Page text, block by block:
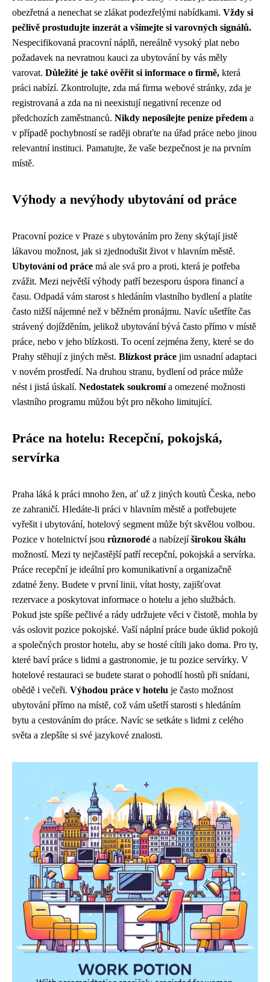
obezřetná a nenechat se zlákat podezřelými nabídkami. Vždy si
pečlivě prostudujte inzerát a všímejte si varovných signálů.
Nespecifikovaná pracovní náplň, nereálně vysoký plat nebo
požadavek na nevratnou kauci za ubytování by vás měly
varovat. Důležité je také ověřit si informace o firmě, která
práci nabízí. Zkontrolujte, zda má firma webové stránky, zda je
registrovaná a zda na ni neexistují negativní recenze od
předchozích zaměstnanců. Nikdy neposílejte peníze předem a
v případě pochybností se raději obraťte na úřad práce nebo jinou
relevantní instituci. Pamatujte, že vaše bezpečnost je na prvním
místě.
Výhody a nevýhody ubytování od práce
Pracovní pozice v Praze s ubytováním pro ženy skýtají jistě
lákavou možnost, jak si zjednodušit život v hlavním městě.
Ubytování od práce má ale svá pro a proti, která je potřeba
zvážit. Mezi největší výhody patří bezesporu úspora financí a
času. Odpadá vám starost s hledáním vlastního bydlení a platíte
často nižší nájemné než v běžném pronájmu. Navíc ušetříte čas
strávený dojížděním, jelikož ubytování bývá často přímo v místě
práce, nebo v jeho blízkosti. To ocení zejména ženy, které se do
Prahy stěhují z jiných měst. Blízkost práce jim usnadní adaptaci
v novém prostředí. Na druhou stranu, bydlení od práce může
nést i jistá úskalí. Nedostatek soukromía omezené možnosti
vlastního programu můžou být pro někoho limitující.
Práce na hotelu: Recepční, pokojská,
servírka
Praha láká k práci mnoho žen, ať už z jiných koutů Česka, nebo
ze zahraničí. Hledáte-li práci v hlavním městě a potřebujete
vyřešit i ubytování, hotelový segment může být skvělou volbou.
Pozice v hotelnictví jsou různorodé a nabízejíširokou škálu
možností. Mezi ty nejčastější patří recepční, pokojská a servírka.
Práce recepční je ideální pro komunikativní a organizačně
zdatné ženy. Budete v první linii, vítat hosty, zajišťovat
rezervace a poskytovat informace o hotelu a jeho službách.
Pokud jste spíše pečlivé a rády udržujete věci v čistotě, mohla by
vás oslovit pozice pokojské. Vaší náplní práce bude úklid pokojů
a společných prostor hotelu, aby se hosté cítili jako doma. Pro ty,
které baví práce s lidmi a gastronomie, je tu pozice servírky. V
hotelové restauraci se budete starat o pohodlí hostů při snídani,
obědě i večeři. Výhodou práce v hotelu je často možnost
ubytování přímo na místě, což vám ušetří starosti s hledáním
bytu a cestováním do práce. Navíc se setkáte s lidmi z celého
světa a zlepšíte si své jazykové znalosti.